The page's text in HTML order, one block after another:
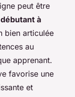
peut être
à
bien articulée
au
apprenant.
favorise une
et